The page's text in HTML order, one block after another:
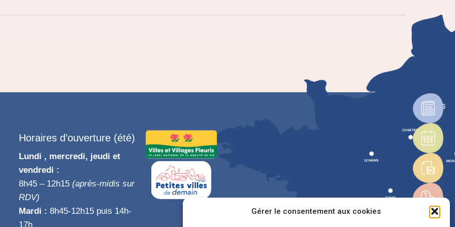
Gérer le consentement aux cookies
Horaires d’ouverture (été)
Lundi , mercredi, jeudi et
vendredi :
8h45 – 12h15(après-midis sur
RDV)
Mardi : 8h45-12h15 puis 14h-
17h